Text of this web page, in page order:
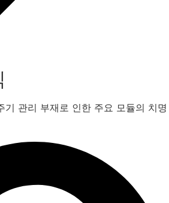
기 관리 부재로 인한 주요 모듈의 치명